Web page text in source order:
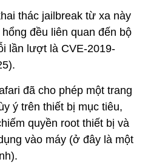
thác jailbreak từ xa này
đều liên quan đến bộ
lần lượt là CVE-2019-
đã cho phép một trang
ý trên thiết bị mục tiêu,
quyền root thiết bị và
vào máy (ở đây là một